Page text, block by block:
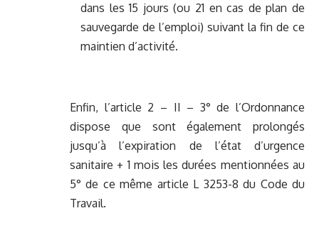
dans les 15 jours (ou 21 en cas de plan de
sauvegarde de l’emploi) suivant la fin de ce
maintien d’activité.
Enfin, l’article 2 – II – 3° de l’Ordonnance
dispose que sont également prolongés
jusqu’à l’expiration de l’état d’urgence
sanitaire + 1 mois les durées mentionnées au
5° de ce même article L 3253-8 du Code du
Travail.